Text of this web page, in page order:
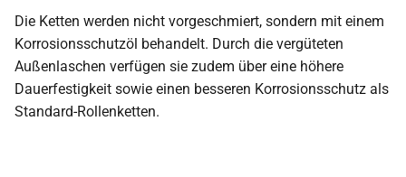
Die Ketten werden nicht vorgeschmiert, sondern mit einem
Korrosionsschutzöl behandelt. Durch die vergüteten
Außenlaschen verfügen sie zudem über eine höhere
Dauerfestigkeit sowie einen besseren Korrosionsschutz als
Standard-Rollenketten.